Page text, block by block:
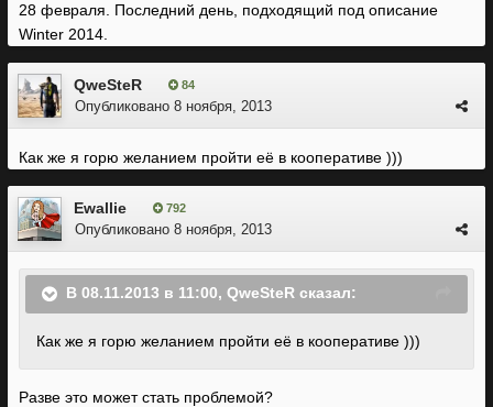
28 февраля. Последний день, подходящий под описание
Winter 2014.
QweSteR 84
Опубликовано 8 ноября, 2013
Как же я горю желанием пройти её в кооперативе )))
Ewallie 792
Опубликовано 8 ноября, 2013
В 08.11.2013 в 11:00, QweSteR сказал:
Как же я горю желанием пройти её в кооперативе )))
Разве это может стать проблемой?